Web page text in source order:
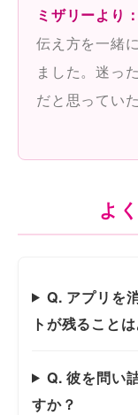
ミザリーより：
伝え方を一緒
ました。迷っ
だと思ってい
よ
Q. アプリを
トが残ること
Q. 彼を問い
すか？